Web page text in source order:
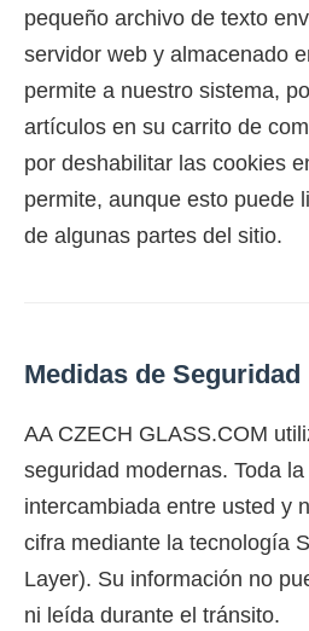
pequeño archivo de texto
servidor web y almacenado
permite a nuestro sistema,
artículos en su carrito de
por deshabilitar las cookies
permite, aunque esto puede
de algunas partes del sitio.
Medidas de Seguridad
AA CZECH GLASS.COM
seguridad modernas. Toda
intercambiada entre usted y
cifra mediante la tecnología
Layer). Su información no
ni leída durante el tránsito.